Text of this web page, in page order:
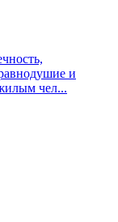
и
чел...